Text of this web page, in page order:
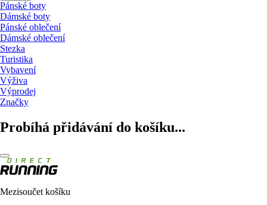
Pánské boty
Dámské boty
Pánské oblečení
Dámské oblečení
Stezka
Turistika
Vybavení
Výživa
Výprodej
Značky
Probíhá přidávání do košíku...
Mezisoučet košíku